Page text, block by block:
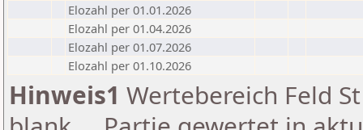
Elozahl per 01.01.2026
Elozahl per 01.04.2026
Elozahl per 01.07.2026
Elozahl per 01.10.2026
Hinweis1 Wertebereich Feld